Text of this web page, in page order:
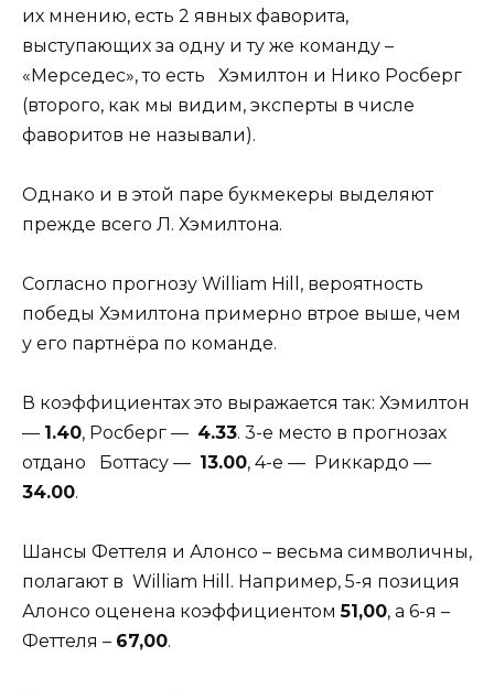
их мнению, есть 2 явных фаворита,
выступающих за одну и ту же команду –
«Мерседес», то есть Хэмилтон и Нико Росберг
(второго, как мы видим, эксперты в числе
фаворитов не называли).
Однако и в этой паре букмекеры выделяют
прежде всего Л. Хэмилтона.
Согласно прогнозу William Hill, вероятность
победы Хэмилтона примерно втрое выше, чем
у его партнёра по команде.
В коэффициентах это выражается так: Хэмилтон
— 1.40, Росберг — 4.33. 3-е место в прогнозах
отдано Боттасу — 13.00, 4-е — Риккардо —
34.00.
Шансы Феттеля и Алонсо – весьма символичны,
полагают в William Hill. Например, 5-я позиция
Алонсо оценена коэффициентом51,00, а 6-я –
Феттеля – 67,00.